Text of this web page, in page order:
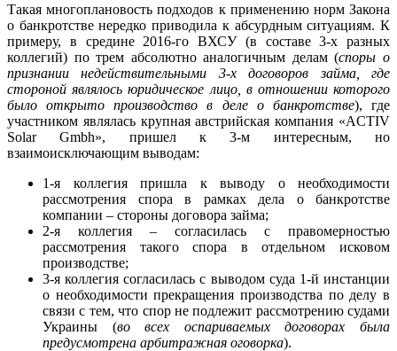
Такая многоплановость подходов к применению норм Закона
о банкротстве нередко приводила к абсурдным ситуациям. К
примеру, в средине 2016-го ВХСУ (в составе 3-х разных
коллегий) по трем абсолютно аналогичным делам (споры о
признании недействительными 3-х договоров займа, где
стороной являлось юридическое лицо, в отношении которого
было открыто производство в деле о банкротстве), где
участником являлась крупная австрийская компания «ACTIV
Solar Gmbh», пришел к 3-м интересным, но
взаимоисключающим выводам:
1-я коллегия пришла к выводу о необходимости
рассмотрения спора в рамках дела о банкротстве
компании – стороны договора займа;
2-я коллегия – согласилась с правомерностью
рассмотрения такого спора в отдельном исковом
производстве;
3-я коллегия согласилась с выводом суда 1-й инстанции
о необходимости прекращения производства по делу в
связи с тем, что спор не подлежит рассмотрению судами
Украины (во всех оспариваемых договорах была
предусмотрена арбитражная оговорка).